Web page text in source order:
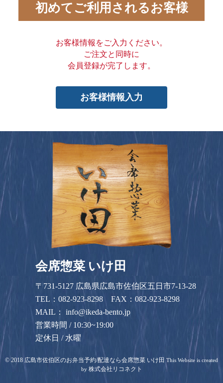
初めてご利用されるお客様
お客様情報をご入力ください。
ご注文と同時に
会員登録が完了します。
お客様情報入力
会席惣菜 いけ田
〒731-5127 広島県広島市佐伯区五日市7-13-28
TEL：082-923-8298 FAX：082-923-8298
MAIL：info@ikeda-bento.jp
営業時間 / 10:30~19:00
定休日 / 水曜
© 2018 広島市佐伯区のお弁当予約/配達なら会席惣菜 いけ田 This Website is created
by 株式会社リコネクト